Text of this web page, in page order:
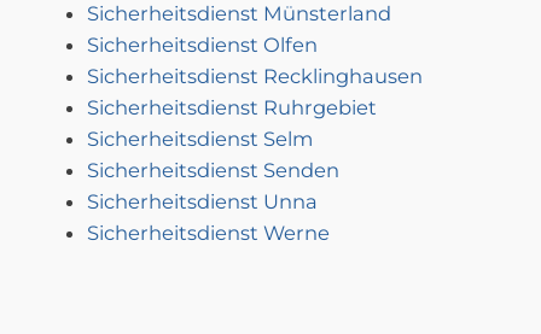
Sicherheitsdienst Münsterland
Sicherheitsdienst Olfen
Sicherheitsdienst Recklinghausen
Sicherheitsdienst Ruhrgebiet
Sicherheitsdienst Selm
Sicherheitsdienst Senden
Sicherheitsdienst Unna
Sicherheitsdienst Werne